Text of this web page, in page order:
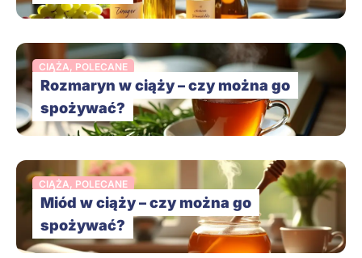
CIĄŻA, POLECANE
Rozmaryn w ciąży – czy można go
spożywać?
CIĄŻA, POLECANE
Miód w ciąży – czy można go
spożywać?